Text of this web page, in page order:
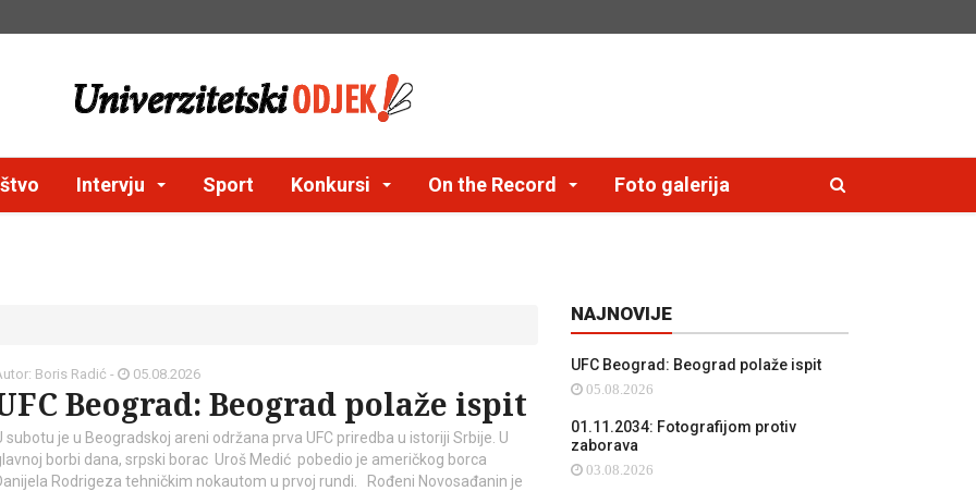
Intervju Sport Konkursi On the Record Foto galerija
Boris Radić - 05.08.2026
Beograd: Beograd polaže ispit
subotu je u Beogradskoj areni održana prva UFC priredba u istoriji Srbije. U
borbi dana, srpski borac Uroš Medić pobedio je američkog borca
Rodrigeza tehničkim nokautom u prvoj rundi. Rođeni Novosađanin je
NAJNOVIJE
UFC Beograd: Beograd polaže ispit
05.08.2026
01.11.2034: Fotografijom protiv
zaborava
03.08.2026